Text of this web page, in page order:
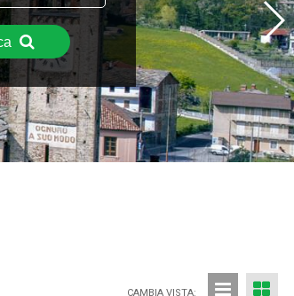
CAMBIA VISTA: